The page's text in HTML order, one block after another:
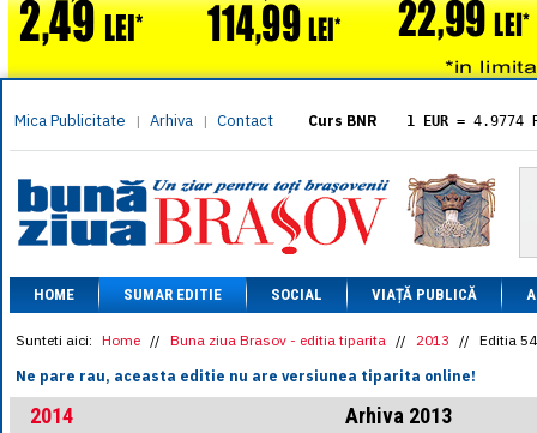
Mica Publicitate | Arhiva | Contact Curs BNR 1 EUR = 4.9774
= 5.8304
1 XAU= 464.4611
1 AED= 1.1933
1 AUD= 2.7957
1 BGN= 2.5449
1 CAD= 3.1559
1 CHF= 5.2813
1 CNY = 0.6015
1 DKK= 0.6668
1 EGP= 0.0860
1 HUF= 1.2223
HOME SUMAR EDITIE SOCIAL VIAȚĂ PUBLICĂ
Sunteti aici: Home // Buna ziua Brasov - editia tiparita // 2013 // Editia
Ne pare rau, aceasta editie nu are versiunea tiparita online!
2014
Arhiva 2013